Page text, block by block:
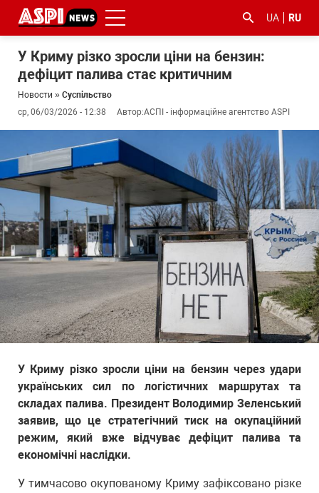
UA RU
У Криму різко зросли ціни на бензин:
дефіцит палива стає критичним
Новости » Суспільство
ср, 06/03/2026 - 12:38
Автор:АСПІ - інформаційне агентство ASPI
У Криму різко зросли ціни на бензин через удари
українських сил по логістичних маршрутах та
складах палива. Президент Володимир Зеленський
заявив, що це стратегічний тиск на окупаційний
режим, який вже відчуває дефіцит палива та
економічні наслідки.
У тимчасово окупованому Криму зафіксовано різке
#ООС
#боротьба
з
корупцією
#гфс #Киев #коронавірус